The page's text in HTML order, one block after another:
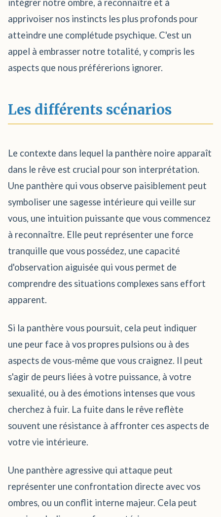
intégrer notre ombre, à reconnaître et à
apprivoiser nos instincts les plus profonds pour
atteindre une complétude psychique. C'est un
appel à embrasser notre totalité, y compris les
aspects que nous préférerions ignorer.
Les différents scénarios
Le contexte dans lequel la panthère noire apparaît
dans le rêve est crucial pour son interprétation.
Une panthère qui vous observe paisiblement peut
symboliser une sagesse intérieure qui veille sur
vous, une intuition puissante que vous commencez
à reconnaître. Elle peut représenter une force
tranquille que vous possédez, une capacité
d'observation aiguisée qui vous permet de
comprendre des situations complexes sans effort
apparent.
Si la panthère vous poursuit, cela peut indiquer
une peur face à vos propres pulsions ou à des
aspects de vous-même que vous craignez. Il peut
s'agir de peurs liées à votre puissance, à votre
sexualité, ou à des émotions intenses que vous
cherchez à fuir. La fuite dans le rêve reflète
souvent une résistance à affronter ces aspects de
votre vie intérieure.
Une panthère agressive qui attaque peut
représenter une confrontation directe avec vos
ombres, ou un conflit interne majeur. Cela peut